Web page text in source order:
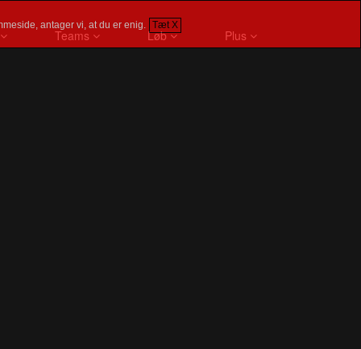
antager vi, at du er enig. Tæt X
Teams Løb Plus